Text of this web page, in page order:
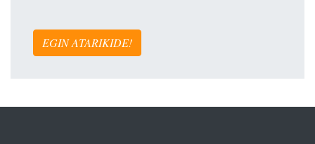
EGIN ATARIKIDE!